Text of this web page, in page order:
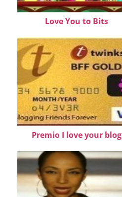
Love You to Bits
Premio I love your blog